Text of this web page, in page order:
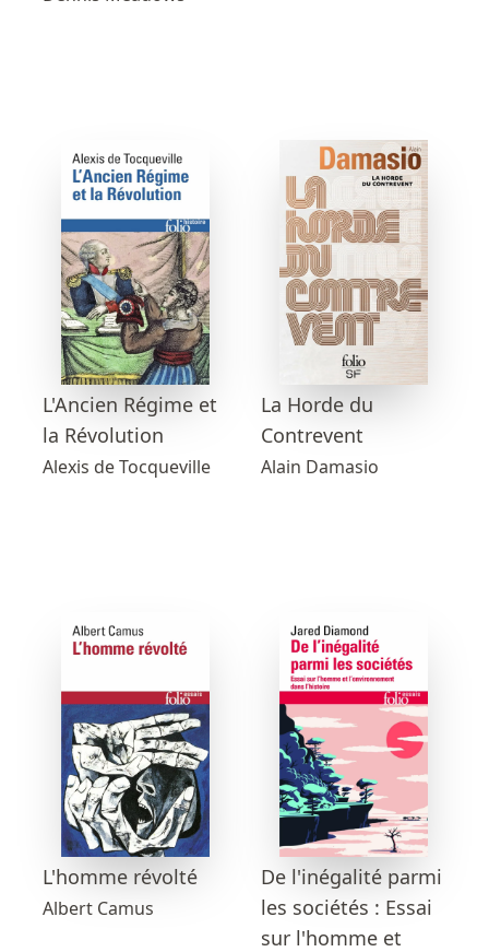
L'Ancien Régime et
la Révolution
Alexis de Tocqueville
La Horde du
Contrevent
Alain Damasio
L'homme révolté
Albert Camus
De l'inégalité parmi
les sociétés : Essai
sur l'homme et